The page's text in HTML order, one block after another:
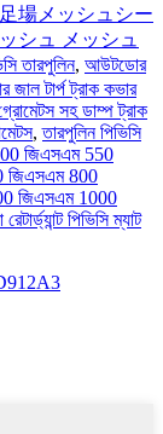
場メッシュシー
シュ メッシュ
তারপুলিন, আউটডোর
জাল টার্প ট্রাক কভার
সহ ডাম্প ট্রাক
,তারপুলিন পিভিসি
জিএসএম 550
জিএসএম 800
জিএসএম 1000
পিভিসি ম্যাট